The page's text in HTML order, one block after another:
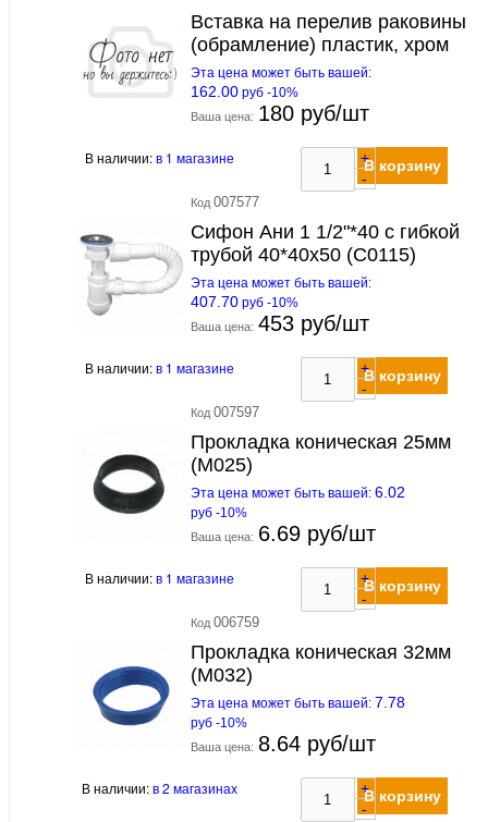
Вставка на перелив раковины
(обрамление) пластик, хром
Эта цена может быть вашей:
162.00 руб -10%
Ваша цена: 180 руб/шт
В наличии:в 1 магазине
+
-
В корзину
Код 007577
Сифон Ани 1 1/2"*40 с гибкой
трубой 40*40х50 (С0115)
Эта цена может быть вашей:
407.70 руб -10%
Ваша цена: 453 руб/шт
В наличии:в 1 магазине
+
-
В корзину
Код 007597
Прокладка коническая 25мм
(М025)
Эта цена может быть вашей: 6.02
руб -10%
Ваша цена: 6.69 руб/шт
В наличии:в 1 магазине
+
-
В корзину
Код 006759
Прокладка коническая 32мм
(М032)
Эта цена может быть вашей: 7.78
руб -10%
Ваша цена: 8.64 руб/шт
В наличии:в 2 магазинах
+
-
В корзину